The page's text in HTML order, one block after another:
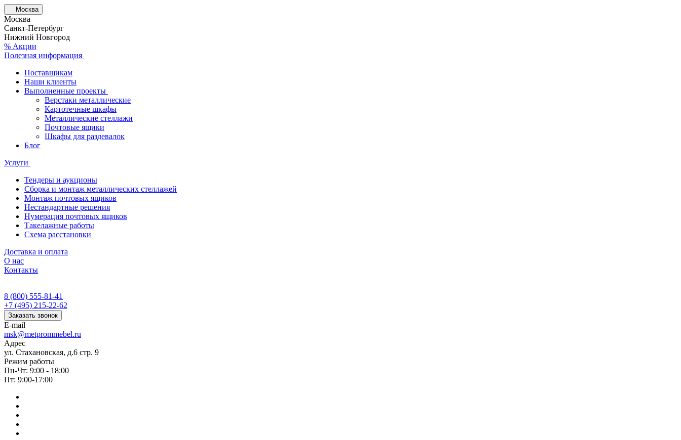
Москва
Москва
Санкт-Петербург
Нижний Новгород
% Акции
Полезная информация
Поставщикам
Наши клиенты
Выполненные проекты
Верстаки металлические
Картотечные шкафы
Металлические стеллажи
Почтовые ящики
Шкафы для раздевалок
Блог
Услуги
Тендеры и аукционы
Сборка и монтаж металлических стеллажей
Монтаж почтовых ящиков
Нестандартные решения
Нумерация почтовых ящиков
Такелажные работы
Схема расстановки
Доставка и оплата
О нас
Контакты
8 (800) 555-81-41
+7 (495) 215-22-62
Заказать звонок
E-mail
msk@metprommebel.ru
Адрес
ул. Стахановская, д.6 стр. 9
Режим работы
Пн-Чт: 9:00 - 18:00
Пт: 9:00-17:00